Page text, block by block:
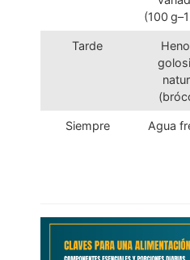
(100
Tarde
Siempre Agua